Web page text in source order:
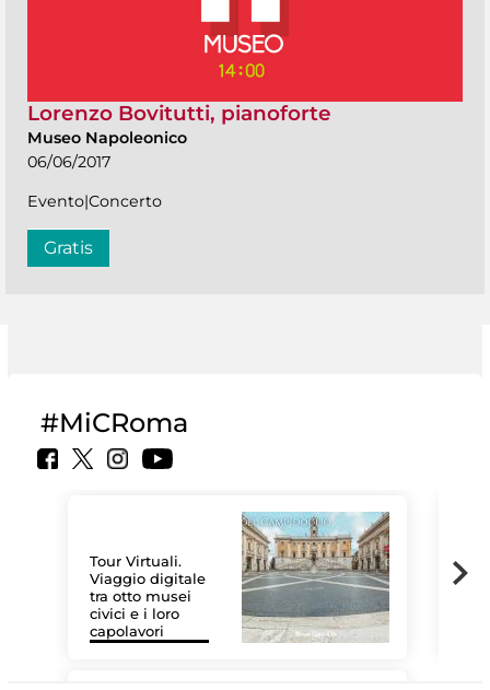
Lorenzo Bovitutti, pianoforte
Museo Napoleonico
06/06/2017
Evento|Concerto
Gratis
#MiCRoma
Tour Virtuali.
Viaggio digitale
tra otto musei
civici e i loro
capolavori